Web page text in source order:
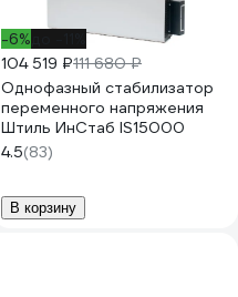
-6%
104 519 ₽111 680 ₽
Однофазный стабилизатор
переменного напряжения
Штиль ИнСтаб IS15000
4.5(83)
В корзину